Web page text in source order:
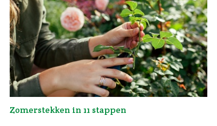
Zomerstekken in 11 stappen